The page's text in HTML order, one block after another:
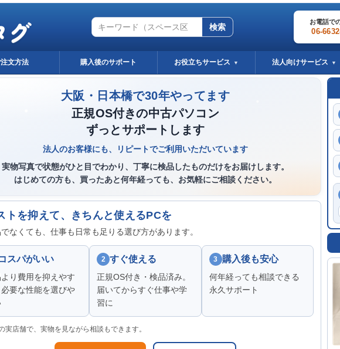
グ 検索
お電話で
06-
文方法 購入後のサポート お役立ちサービス ▼ 法人向けサービス ▼
大阪・日本橋で30年やってます
正規OS付きの中古パソコン
ずっとサポートします
法人のお客様にも、リピートでご利用いただいています
実物写真で状態がひと目でわかり、丁寧に検品したものだけをお届けします。
はじめての方も、買ったあと何年経っても、お気軽にご相談ください。
トを抑えて、きちんと使えるPCを
なくても、仕事も日常も足りる選び方があります。
スパがいい
り費用を抑えやす
必要な性能を選びや
2 すぐ使える
正規OS付き・検品済み。
届いてからすぐ仕事や学
習に
3 購入後も安心
何年経っても相談できる
永久サポート
実店舗で、実物を見ながら相談もできます。